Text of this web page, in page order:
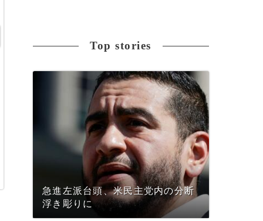
Top stories
急進左派台頭、米民主党内の分断
浮き彫りに